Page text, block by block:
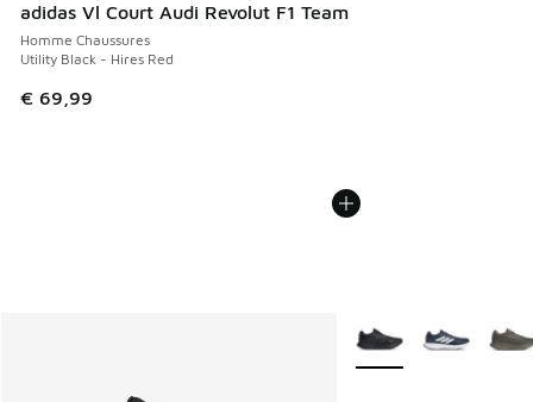
adidas Vl Court Audi Revolut F1 Team
Homme Chaussures
Utility Black - Hires Red
€ 69,99
Plus de couleurs